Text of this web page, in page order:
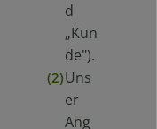
d
„Kun
de").
(2)Uns
er
Ang